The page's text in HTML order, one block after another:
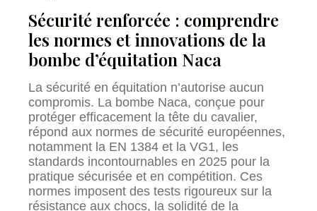
Sécurité renforcée : comprendre
les normes et innovations de la
bombe d’équitation Naca
La sécurité en équitation n’autorise aucun
compromis. La bombe Naca, conçue pour
protéger efficacement la tête du cavalier,
répond aux normes de sécurité européennes,
notamment la EN 1384 et la VG1, les
standards incontournables en 2025 pour la
pratique sécurisée et en compétition. Ces
normes imposent des tests rigoureux sur la
résistance aux chocs, la solidité de la